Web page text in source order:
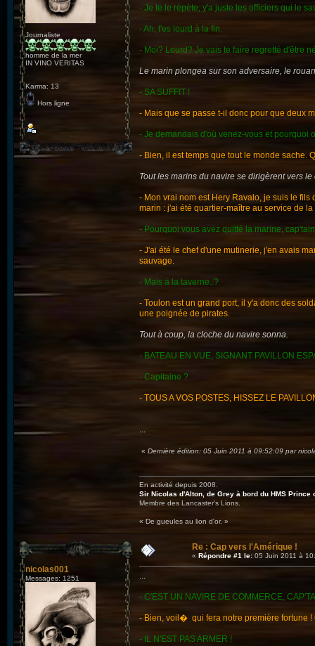
Journaliste
homme de la mer
IN VINO VERITAS
Karma: 13
Hors ligne
- Je te le répète, y'a juste les officiers qui le
- Ah, t'es lourd à la fin.
- Moi? Lourd? Je vais te faire regretté d'être
Le marin plongea sur son adversaire, le
- SA SUFFIT !
- Mais que se passe t-il donc pour que deux
- Je demandais d'où venez-vous et pourquoi
- Bien, il est temps que tout le monde sache.
Tout les marins du navire se dirigèrent vers le
- Mon vrai nom est Hery Ravalo, je suis le
marin : j'ai été quartier-maître au service de
- Pourquoi vous avez quitté la marine,
- J'ai été le chef d'une mutinerie, j'en avais
sauvage.
- Mais à la taverne..?
- Toulon est un grand port, il y'a donc des
une poignée de pirates.
Tout à coup, la cloche du navire sonna.
- BATEAU EN VUE, SIGNANT PAVILLON
- Capitaine ?
- TOUS A VOS POSTES, HISSEZ LE
...
« Dernière édition: 05 Juin 2011 à 09:52:09 par
En activité depuis 2008.
Sir Nicolas d'Alton, de Grey à bord du HMS Prince
Membre des Lancaster's Lions.
« De gueules au lion d'or. »
nicolas001
Messages: 1251
Re : Cap vers l'Amérique !
« Répondre #1 le: 05 Juin 2011 à
...
- C'EST UN NAVIRE DE COMMERCE,
- Bien, voil� qui fera notre première fortune
- IL N'EST PAS ARMER !